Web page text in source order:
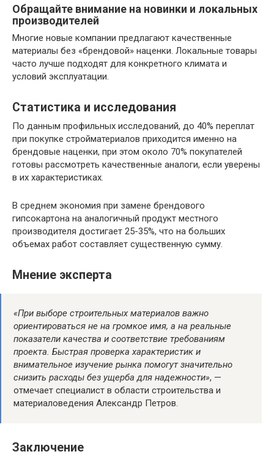
Обращайте внимание на новинки и локальных
производителей
Многие новые компании предлагают качественные
материалы без «брендовой» наценки. Локальные товары
часто лучше подходят для конкретного климата и
условий эксплуатации.
Статистика и исследования
По данным профильных исследований, до 40% переплат
при покупке стройматериалов приходится именно на
брендовые наценки, при этом около 70% покупателей
готовы рассмотреть качественные аналоги, если уверены
в их характеристиках.
В среднем экономия при замене брендового
гипсокартона на аналогичный продукт местного
производителя достигает 25-35%, что на больших
объемах работ составляет существенную сумму.
Мнение эксперта
«При выборе строительных материалов важно
ориентироваться не на громкое имя, а на реальные
показатели качества и соответствие требованиям
проекта. Быстрая проверка характеристик и
внимательное изучение рынка помогут значительно
снизить расходы без ущерба для надежности», —
отмечает специалист в области строительства и
материаловедения Александр Петров.
Заключение